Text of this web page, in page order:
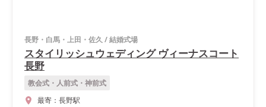
長野・白馬・上田・佐久 /結婚式場
スタイリッシュウェディング ヴィーナスコート
長野
教会式・人前式・神前式
最寄： 長野駅